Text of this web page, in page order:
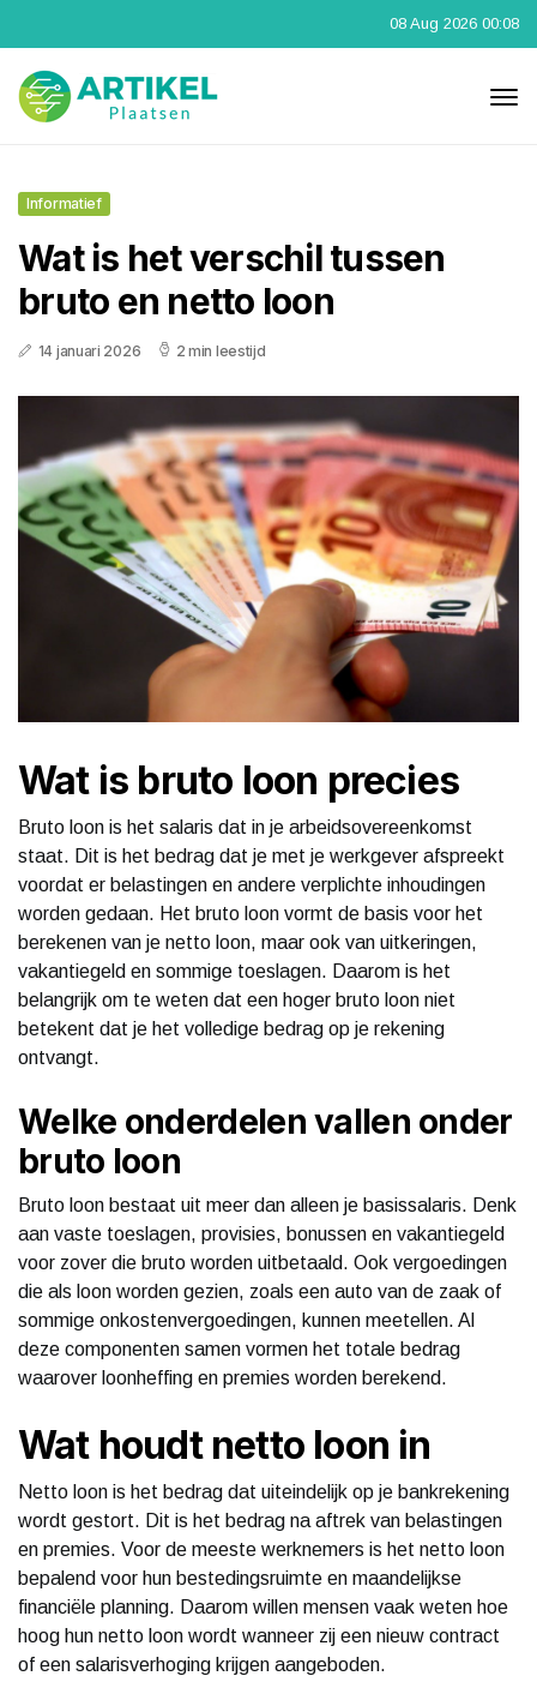
08 Aug 2026 00:08
Informatief
Wat is het verschil tussen
bruto en netto loon
14 januari 2026 2 min leestijd
Wat is bruto loon precies
Bruto loon is het salaris dat in je arbeidsovereenkomst
staat. Dit is het bedrag dat je met je werkgever afspreekt
voordat er belastingen en andere verplichte inhoudingen
worden gedaan. Het bruto loon vormt de basis voor het
berekenen van je netto loon, maar ook van uitkeringen,
vakantiegeld en sommige toeslagen. Daarom is het
belangrijk om te weten dat een hoger bruto loon niet
betekent dat je het volledige bedrag op je rekening
ontvangt.
Welke onderdelen vallen onder
bruto loon
Bruto loon bestaat uit meer dan alleen je basissalaris. Denk
aan vaste toeslagen, provisies, bonussen en vakantiegeld
voor zover die bruto worden uitbetaald. Ook vergoedingen
die als loon worden gezien, zoals een auto van de zaak of
sommige onkostenvergoedingen, kunnen meetellen. Al
deze componenten samen vormen het totale bedrag
waarover loonheffing en premies worden berekend.
Wat houdt netto loon in
Netto loon is het bedrag dat uiteindelijk op je bankrekening
wordt gestort. Dit is het bedrag na aftrek van belastingen
en premies. Voor de meeste werknemers is het netto loon
bepalend voor hun bestedingsruimte en maandelijkse
financiële planning. Daarom willen mensen vaak weten hoe
hoog hun netto loon wordt wanneer zij een nieuw contract
of een salarisverhoging krijgen aangeboden.